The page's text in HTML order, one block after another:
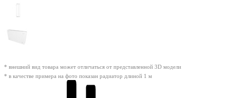
* внешний вид товара может отличаться от представленной 3D модели
* в качестве примера на фото показан радиатор длиной 1 м